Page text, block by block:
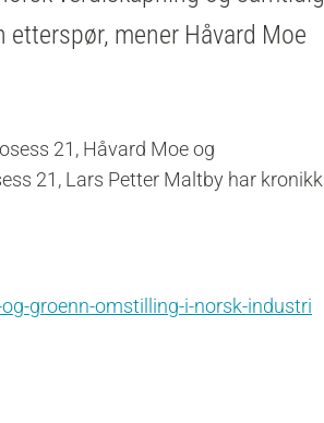
mener Håvard Moe
21, Håvard Moe og
21, Lars Petter Maltby har kronikk
groenn-omstilling-i-norsk-industri